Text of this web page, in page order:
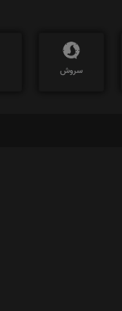
سروش